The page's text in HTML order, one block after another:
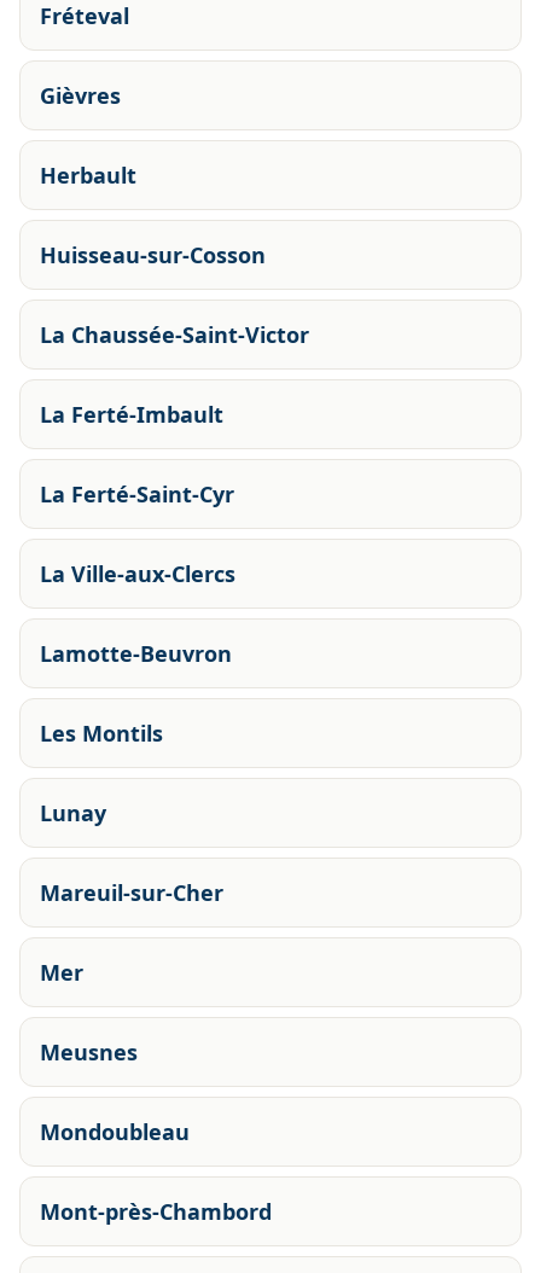
Fréteval
Gièvres
Herbault
Huisseau-sur-Cosson
La Chaussée-Saint-Victor
La Ferté-Imbault
La Ferté-Saint-Cyr
La Ville-aux-Clercs
Lamotte-Beuvron
Les Montils
Lunay
Mareuil-sur-Cher
Mer
Meusnes
Mondoubleau
Mont-près-Chambord